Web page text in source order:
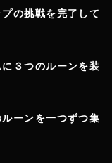
の挑戦を完了して
３つのルーンを装
ーンを一つずつ集